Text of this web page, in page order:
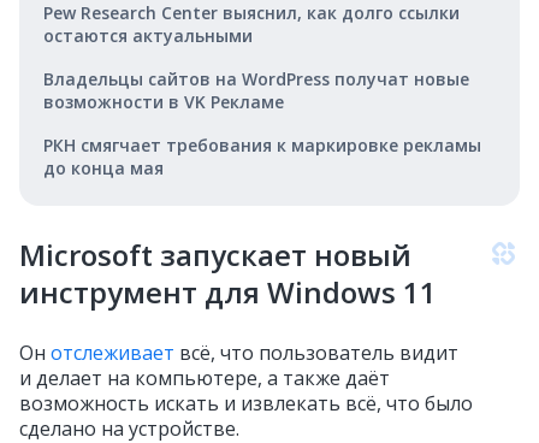
Pew Research Center выяснил, как долго ссылки
остаются актуальными
Владельцы сайтов на WordPress получат новые
возможности в VK Рекламе
РКН смягчает требования к маркировке рекламы
до конца мая
Microsoft запускает новый
инструмент для Windows 11
Он отслеживает всё, что пользователь видит
и делает на компьютере, а также даёт
возможность искать и извлекать всё, что было
сделано на устройстве.